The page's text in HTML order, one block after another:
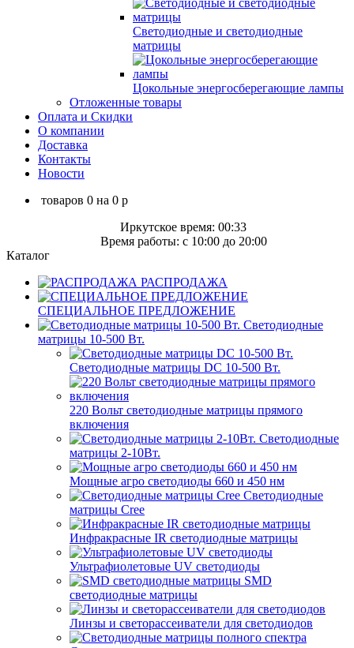
Светодиодные и светодиодные
матрицы
Цокольные энергосберегающие лампы
Отложенные товары
Оплата и Скидки
О компании
Доставка
Контакты
Новости
товаров 0 на 0 p
Иркутское время: 00:33
Время работы: c 10:00 до 20:00
Каталог
РАСПРОДАЖА
СПЕЦИАЛЬНОЕ ПРЕДЛОЖЕНИЕ
Светодиодные
матрицы 10-500 Вт.
Светодиодные матрицы DC 10-500 Вт.
220 Вольт cветодиодные матрицы прямого
включения
Светодиодные
матрицы 2-10Вт.
Мощные агро светодиоды 660 и 450 нм
Светодиодные
матрицы Cree
Инфракрасные IR светодиодные матрицы
Ультрафиолетовые UV светодиоды
SMD
светодиодные матрицы
Линзы и светорассеиватели для светодиодов